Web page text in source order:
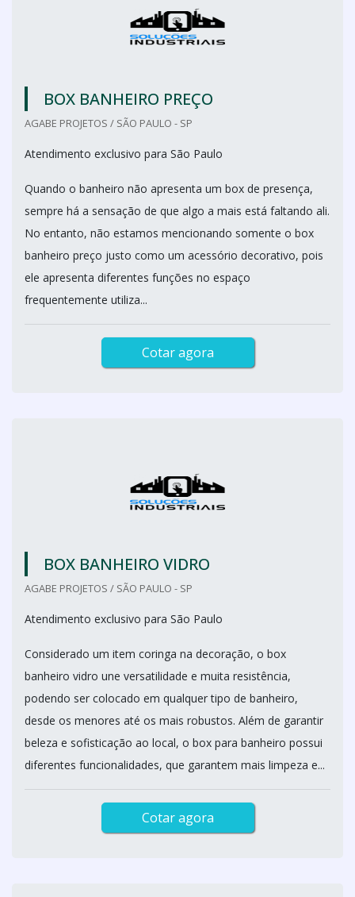
BOX BANHEIRO PREÇO
AGABE PROJETOS / SÃO PAULO - SP
Atendimento exclusivo para São Paulo
Quando o banheiro não apresenta um box de presença,
sempre há a sensação de que algo a mais está faltando ali.
No entanto, não estamos mencionando somente o box
banheiro preço justo como um acessório decorativo, pois
ele apresenta diferentes funções no espaço
frequentemente utiliza...
Cotar agora
BOX BANHEIRO VIDRO
AGABE PROJETOS / SÃO PAULO - SP
Atendimento exclusivo para São Paulo
Considerado um item coringa na decoração, o box
banheiro vidro une versatilidade e muita resistência,
podendo ser colocado em qualquer tipo de banheiro,
desde os menores até os mais robustos. Além de garantir
beleza e sofisticação ao local, o box para banheiro possui
diferentes funcionalidades, que garantem mais limpeza e...
Cotar agora